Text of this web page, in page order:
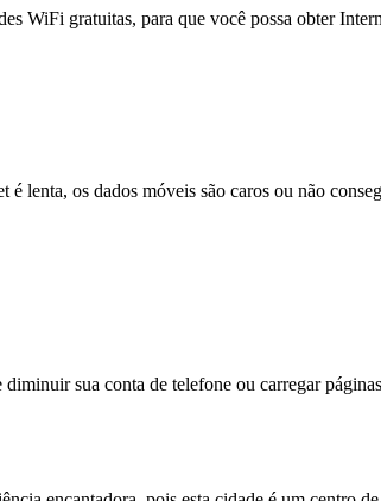
WiFi gratuitas, para que você possa obter
lenta, os dados móveis são caros ou não
sua conta de telefone ou carregar